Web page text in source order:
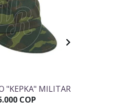
"KEPKA" MILITAR
COP